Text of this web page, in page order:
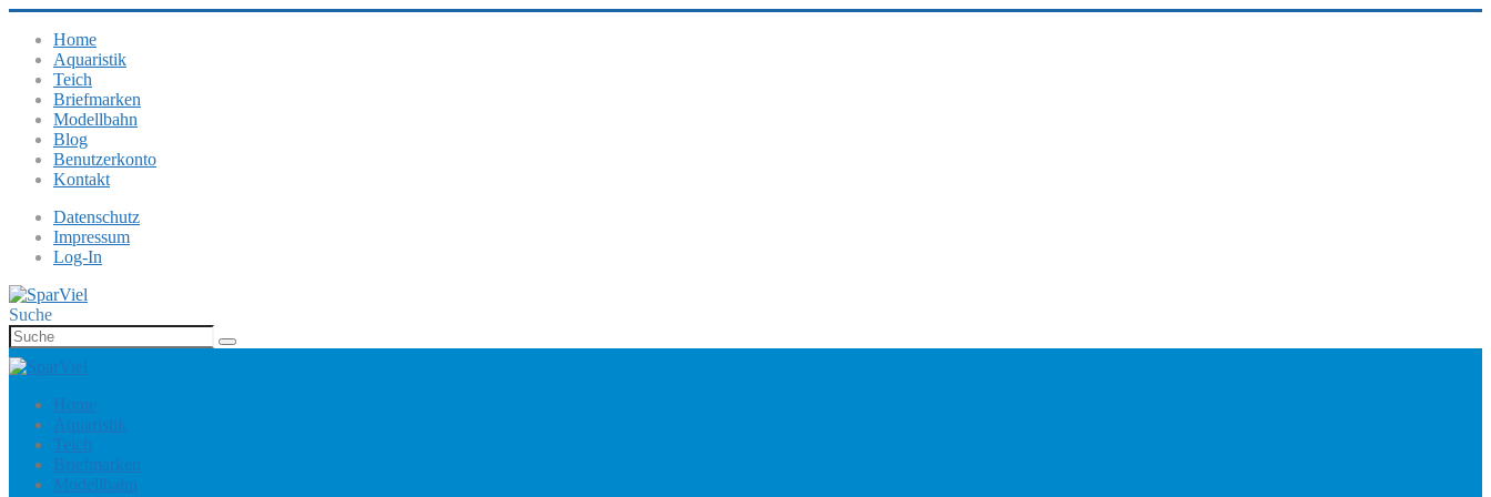
Home
Aquaristik
Teich
Briefmarken
Modellbahn
Blog
Benutzerkonto
Kontakt
Datenschutz
Impressum
Log-In
Suche
Home
Aquaristik
Teich
Briefmarken
Modellbahn